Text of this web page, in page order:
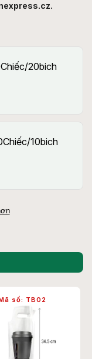
20bich
10bich
số: TB02